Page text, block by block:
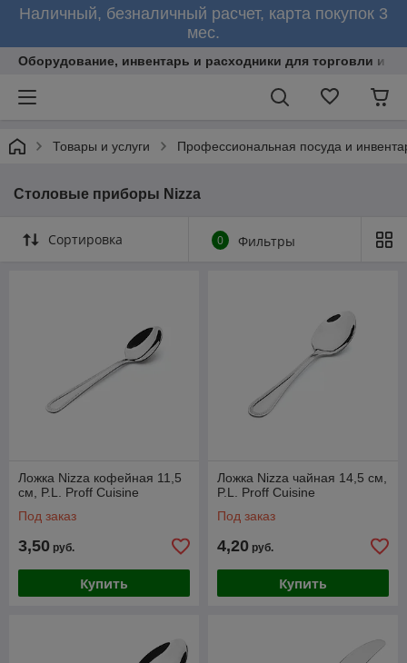
Наличный, безналичный расчет, карта покупок 3
мес.
Оборудование, инвентарь и расходники для торговли и
Товары и услуги Профессиональная посуда и
Столовые приборы Nizza
Сортировка 0 Фильтры
Ложка Nizza кофейная 11,5
см, P.L. Proff Cuisine
Под заказ
3,50 руб.
Купить
Ложка Nizza чайная 14,5 см,
P.L. Proff Cuisine
Под заказ
4,20 руб.
Купить